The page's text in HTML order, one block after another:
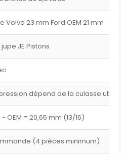
Volvo 23 mm Ford OEM 21 mm
JE Pistons
dépend de la culasse
OEM = 20,65 mm (13/16)
(4 pièces minimum)